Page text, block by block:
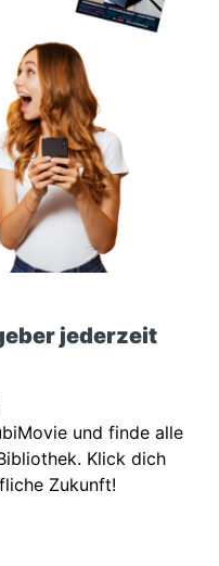
jederzeit
und finde alle
Klick dich
Zukunft!